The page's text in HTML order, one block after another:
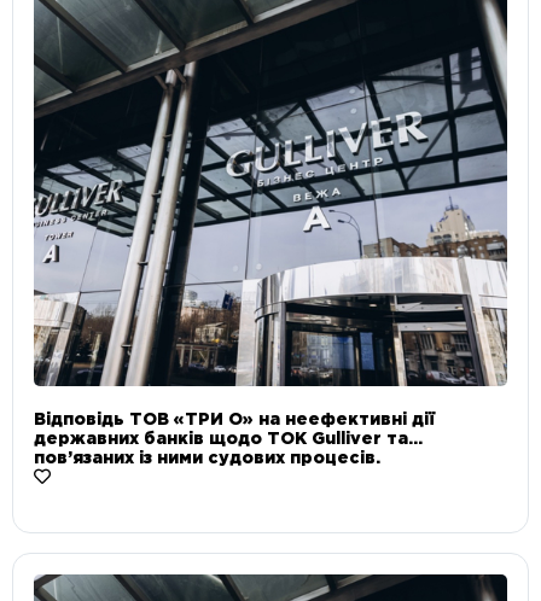
Відповідь ТОВ «ТРИ О» на неефективні дії
державних банків щодо ТОК Gulliver та
пов’язаних із ними судових процесів.